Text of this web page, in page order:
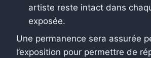
artiste reste intact dans
exposée.
Une permanence sera assurée
l’exposition pour permettre de